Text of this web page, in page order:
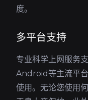
度。
多平台支持
专业科学上网服务
Android等主流平
使用。无论您使用